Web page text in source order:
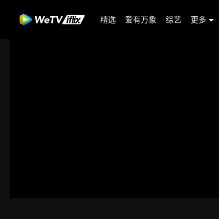
精选 爱有万象 综艺 更多